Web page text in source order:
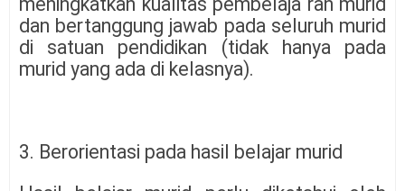
dan bertanggung jawab pada seluruh murid
di satuan pendidikan (tidak hanya pada
murid yang ada di kelasnya).
3. Berorientasi pada hasil belajar murid